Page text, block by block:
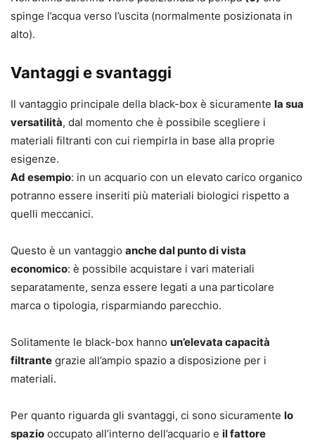
spinge l’acqua verso l’uscita (normalmente posizionata in
alto).
Vantaggi e svantaggi
Il vantaggio principale della black-box è sicuramente la sua
versatilità, dal momento che è possibile scegliere i
materiali filtranti con cui riempirla in base alla proprie
esigenze.
Ad esempio: in un acquario con un elevato carico organico
potranno essere inseriti più materiali biologici rispetto a
quelli meccanici.
Questo è un vantaggio anche dal punto di vista
economico: è possibile acquistare i vari materiali
separatamente, senza essere legati a una particolare
marca o tipologia, risparmiando parecchio.
Solitamente le black-box hanno un’elevata capacità
filtrante grazie all’ampio spazio a disposizione per i
materiali.
Per quanto riguarda gli svantaggi, ci sono sicuramente lo
spazio occupato all’interno dell’acquario e il fattore